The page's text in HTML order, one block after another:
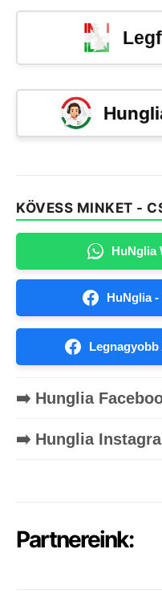
KÖVESS MINKET -
HuNglia
HuNglia
➡️ Hunglia
➡️ Hunglia
Partnereink: